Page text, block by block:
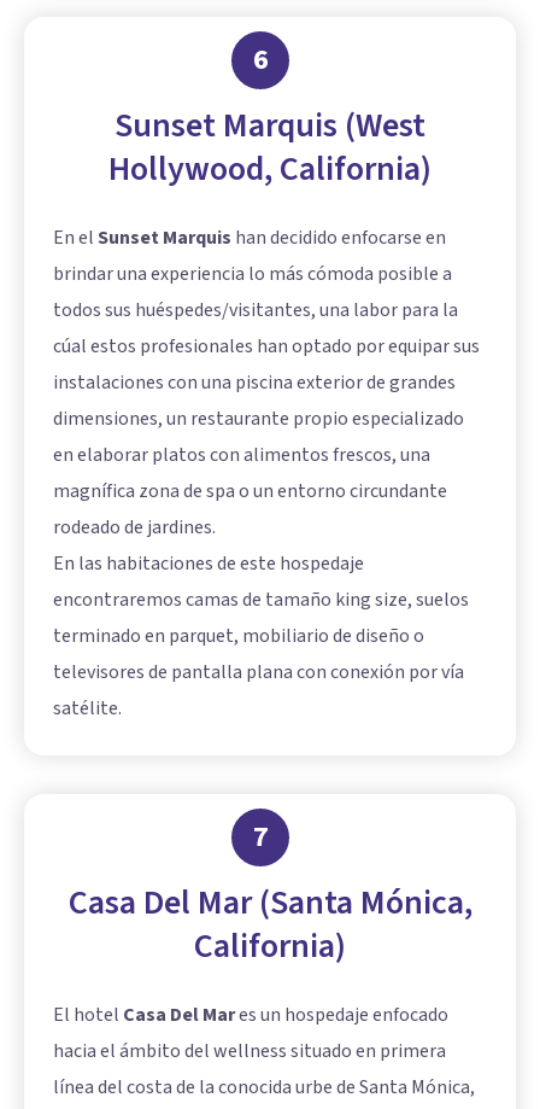
6
Sunset Marquis (West
Hollywood, California)
En elSunset Marquis han decidido enfocarse en
brindar una experiencia lo más cómoda posible a
todos sus huéspedes/visitantes, una labor para la
cúal estos profesionales han optado por equipar sus
instalaciones con una piscina exterior de grandes
dimensiones, un restaurante propio especializado
en elaborar platos con alimentos frescos, una
magnífica zona de spa o un entorno circundante
rodeado de jardines.
En las habitaciones de este hospedaje
encontraremos camas de tamaño king size, suelos
terminado en parquet, mobiliario de diseño o
televisores de pantalla plana con conexión por vía
satélite.
7
Casa Del Mar (Santa Mónica,
California)
El hotel Casa Del Mares un hospedaje enfocado
hacia el ámbito del wellness situado en primera
línea del costa de la conocida urbe de Santa Mónica,